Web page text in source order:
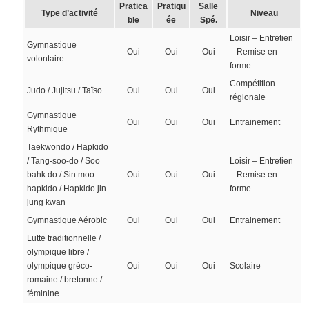
Type d’activité
Pratica
ble
Pratiqu
ée
Salle
Spé.
Niveau
Gymnastique
volontaire
Oui Oui Oui
Loisir – Entretien
– Remise en
forme
Judo / Jujitsu / Taïso Oui Oui Oui
Compétition
régionale
Gymnastique
Rythmique
Oui Oui Oui Entrainement
Taekwondo / Hapkido
/ Tang-soo-do / Soo
bahk do / Sin moo
hapkido / Hapkido jin
jung kwan
Oui Oui Oui
Loisir – Entretien
– Remise en
forme
Gymnastique Aérobic Oui Oui Oui
Entrainement
Lutte traditionnelle /
olympique libre /
olympique gréco-
romaine / bretonne /
féminine
Oui Oui Oui Scolaire